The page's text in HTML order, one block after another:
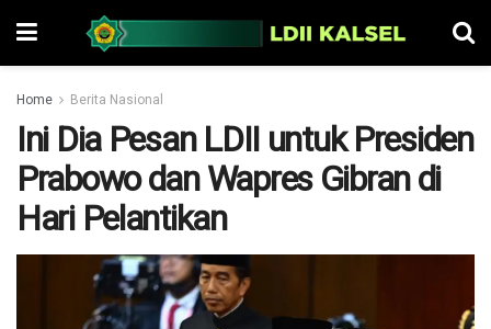
Home Berita Nasional
Ini Dia Pesan LDII untuk Presiden
Prabowo dan Wapres Gibran di
Hari Pelantikan